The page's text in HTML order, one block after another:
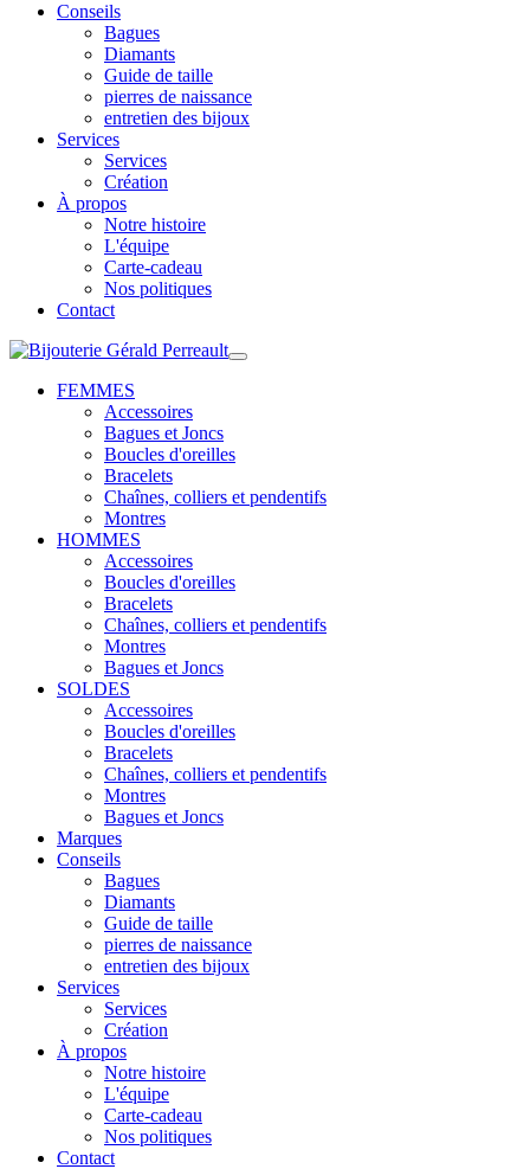
Conseils
Bagues
Diamants
Guide de taille
pierres de naissance
entretien des bijoux
Services
Services
Création
À propos
Notre histoire
L'équipe
Carte-cadeau
Nos politiques
Contact
FEMMES
Accessoires
Bagues et Joncs
Boucles d'oreilles
Bracelets
Chaînes, colliers et pendentifs
Montres
HOMMES
Accessoires
Boucles d'oreilles
Bracelets
Chaînes, colliers et pendentifs
Montres
Bagues et Joncs
SOLDES
Accessoires
Boucles d'oreilles
Bracelets
Chaînes, colliers et pendentifs
Montres
Bagues et Joncs
Marques
Conseils
Bagues
Diamants
Guide de taille
pierres de naissance
entretien des bijoux
Services
Services
Création
À propos
Notre histoire
L'équipe
Carte-cadeau
Nos politiques
Contact